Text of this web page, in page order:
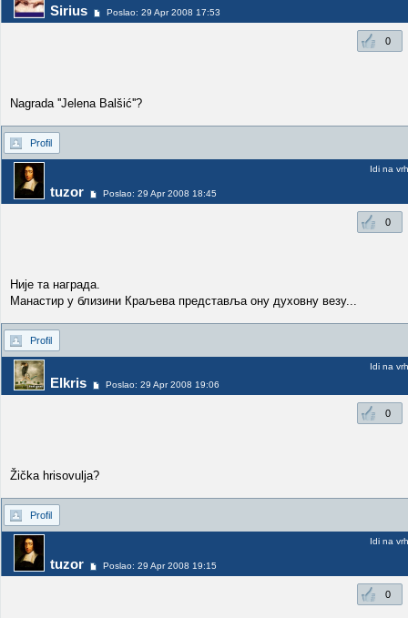
Sirius Poslao: 29 Apr 2008 17:53
0
Nagrada ''Jelena Balšić''?
Profil
tuzor Poslao: 29 Apr 2008 18:45
Idi na vrh
0
Није та награда.
Манастир у близини Краљева представља ону духовну везу...
Profil
Elkris Poslao: 29 Apr 2008 19:06
Idi na vrh
0
Žička hrisovulja?
Profil
tuzor Poslao: 29 Apr 2008 19:15
Idi na vrh
0